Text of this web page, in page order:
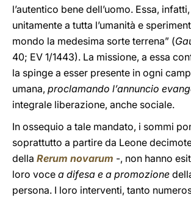
l’autentico bene dell’uomo. Essa,
unitamente a tutta l’umanità e
mondo la medesima sorte terrena” (
40; EV 1/1443). La missione, a essa
la spinge a esser presente in ogni
umana, proclamando l’annuncio
integrale liberazione, anche sociale.
In ossequio a tale mandato, i sommi
soprattutto a partire da Leone
della Rerum novarum -, non hanno
loro voce a difesa e a promozione
persona. I loro interventi, tanto